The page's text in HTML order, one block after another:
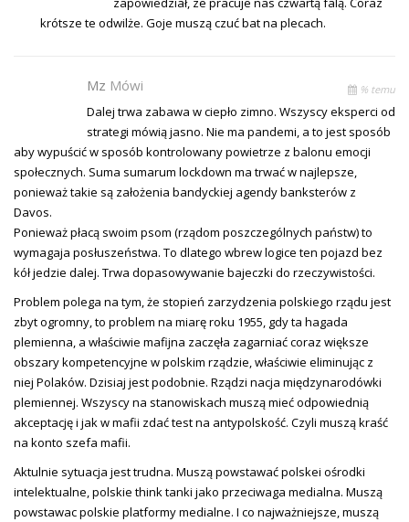
krótsze te odwilże. Goje muszą czuć bat na plecach.
Mz Mówi % temu
Dalej trwa zabawa w ciepło zimno. Wszyscy eksperci od
strategi mówią jasno. Nie ma pandemi, a to jest sposób
aby wypuścić w sposób kontrolowany powietrze z balonu emocji
społecznych. Suma sumarum lockdown ma trwać w najlepsze,
ponieważ takie są założenia bandyckiej agendy banksterów z
Davos.
Ponieważ płacą swoim psom (rządom poszczególnych państw) to
wymagaja posłuszeństwa. To dlatego wbrew logice ten pojazd bez
kół jedzie dalej. Trwa dopasowywanie bajeczki do rzeczywistości.
Problem polega na tym, że stopień zarzydzenia polskiego rządu jest
zbyt ogromny, to problem na miarę roku 1955, gdy ta hagada
plemienna, a właściwie mafijna zaczęła zagarniać coraz większe
obszary kompetencyjne w polskim rządzie, właściwie eliminując z
niej Polaków. Dzisiaj jest podobnie. Rządzi nacja międzynarodówki
plemiennej. Wszyscy na stanowiskach muszą mieć odpowiednią
akceptację i jak w mafii zdać test na antypolskość. Czyli muszą kraść
na konto szefa mafii.
Aktulnie sytuacja jest trudna. Muszą powstawać polskei ośrodki
intelektualne, polskie think tanki jako przeciwaga medialna. Muszą
powstawac polskie platformy medialne. I co najważniejsze, muszą